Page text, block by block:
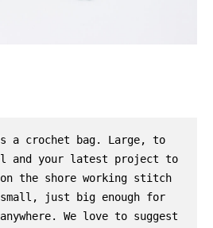
a crochet bag. Large, to
and your latest project to
on the shore working stitch
just big enough for
We love to suggest